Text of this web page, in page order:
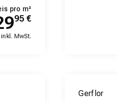
pro m²
95 €
inkl. MwSt.
Gerflor